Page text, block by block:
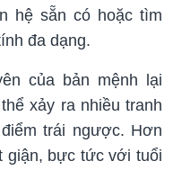
hệ sẵn có hoặc tìm
đa dạng.
của bản mệnh lại
xảy ra nhiều tranh
trái ngược. Hơn
giận, bực tức với tuổi